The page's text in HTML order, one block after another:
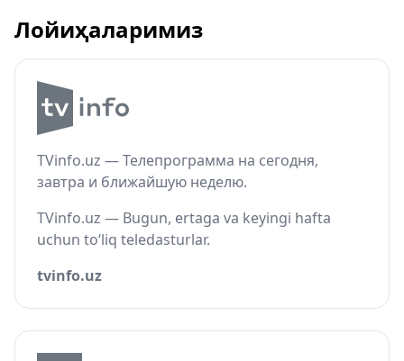
Лойиҳаларимиз
TVinfo.uz — Телепрограмма на сегодня,
завтра и ближайшую неделю.
TVinfo.uz — Bugun, ertaga va keyingi hafta
uchun to‘liq teledasturlar.
tvinfo.uz